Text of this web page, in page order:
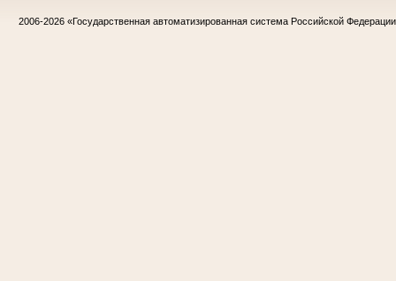
2006-2026 «Государственная автоматизированная система Российской